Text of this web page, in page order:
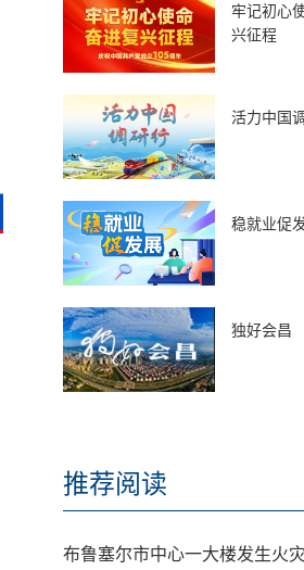
牢记初心
兴征程
活力中国
稳就业促
独好会昌
推荐阅读
布鲁塞尔市中心一大楼发生火